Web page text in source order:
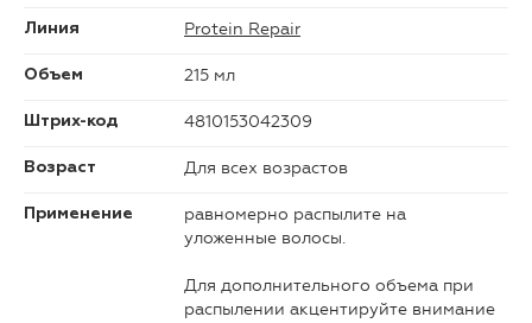
Линия Protein Repair
Объем 215 мл
Штрих-код 4810153042309
Возраст Для всех возрастов
Применение
равномерно распылите на
уложенные волосы.
Для дополнительного объема при
распылении акцентируйте внимание